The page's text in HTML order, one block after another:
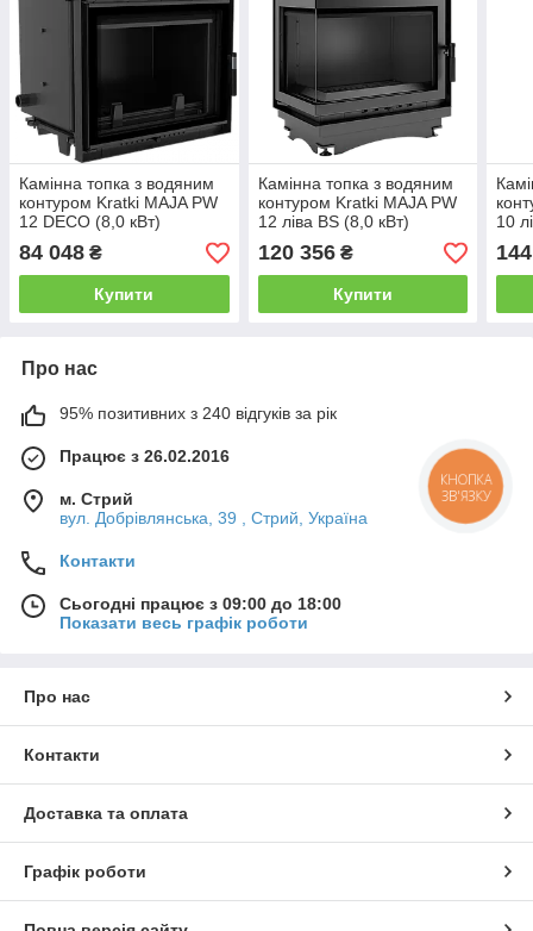
Камінна топка з водяним
контуром Kratki MAJA PW
12 DECO (8,0 кВт)
84 048 ₴
Купити
Камінна топка з водяним
контуром Kratki MAJA PW
12 ліва BS (8,0 кВт)
120 356₴
Купити
10
Про нас
95% позитивних з 240 відгуків за рік
Працює з 26.02.2016
м. Стрий
вул. Добрівлянська, 39 , Стрий, Україна
Контакти
Сьогодні працює з 09:00 до 18:00
Показати весь графік роботи
Про нас
Контакти
Доставка та оплата
Графік роботи
КНОПКА
ЗВ'ЯЗКУ